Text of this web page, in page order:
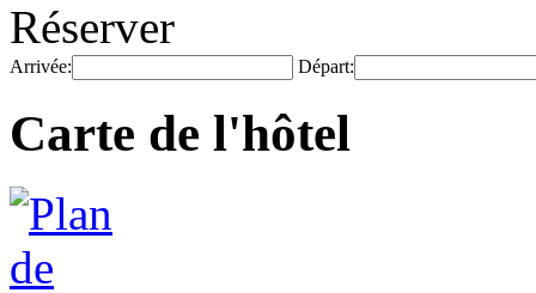
Réserver
Arrivée: Départ:
Carte de l'hôtel